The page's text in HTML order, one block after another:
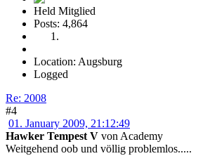
Held Mitglied
Posts: 4,864
Location: Augsburg
Logged
Re: 2008
#4
01. January 2009, 21:12:49
Hawker Tempest V von Academy
Weitgehend oob und völlig problemlos.....